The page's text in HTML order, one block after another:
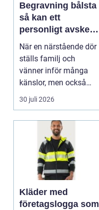
Begravning bålsta
så kan ett
personligt avsked
formas
När en närstående dör
ställs familj och
vänner inför många
känslor, men också
praktiska beslut. En b...
30 juli 2026
Kläder med
företagslogga som